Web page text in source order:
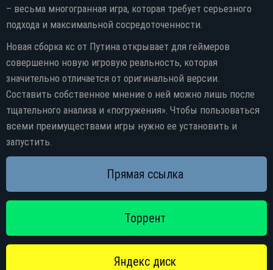
– весьма многогранная игра, которая требует серьезного
подхода и максимальной сосредоточенности.
Новая сборка кс от Путина открывает для геймеров
совершенно новую игровую реальность, которая
значительно отличается от оригинальной версии.
Составить собственное мнение о ней можно лишь после
тщательного анализа и «погружения». Чтобы пользоваться
всеми преимуществами игры нужно ее установить и
запустить.